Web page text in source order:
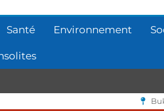
Santé Environnement